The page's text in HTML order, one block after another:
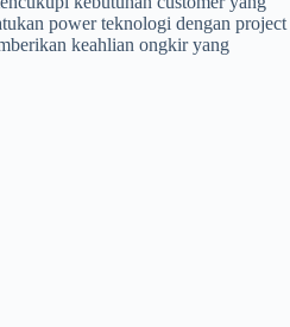
power teknologi dengan project
keahlian ongkir yang